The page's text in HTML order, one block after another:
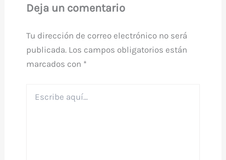
Deja un comentario
Tu dirección de correo electrónico no será
publicada. Los campos obligatorios están
marcados con *
aquí...